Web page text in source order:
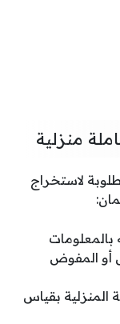
منزلية
لاستخراج
بالمعلومات
أو المفوض
بقياس